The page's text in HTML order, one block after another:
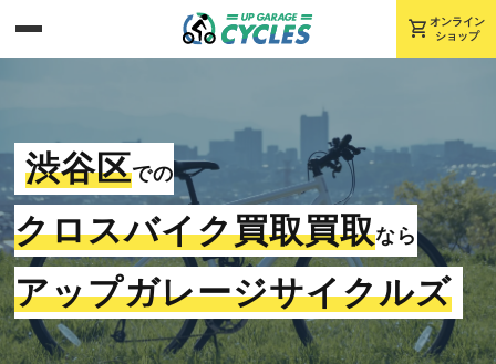
shopping_cart オンライン
ショップ
渋谷区での
クロスバイク買取買取なら
アップガレージサイクルズ